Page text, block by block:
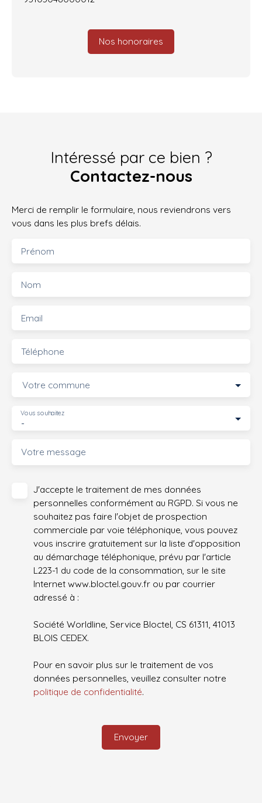
Nos honoraires
Intéressé par ce bien ?
Contactez-nous
Merci de remplir le formulaire, nous reviendrons vers
vous dans les plus brefs délais.
Prénom
Nom
Email
Téléphone
Votre commune
-
Vous souhaitez
Votre message
J'accepte le traitement de mes données
personnelles conformément au RGPD. Si vous ne
souhaitez pas faire l'objet de prospection
commerciale par voie téléphonique, vous pouvez
vous inscrire gratuitement sur la liste d'opposition
au démarchage téléphonique, prévu par l'article
L223-1 du code de la consommation, sur le site
Internet www.bloctel.gouv.fr ou par courrier
adressé à :
Société Worldline, Service Bloctel, CS 61311, 41013
BLOIS CEDEX.
Pour en savoir plus sur le traitement de vos
données personnelles, veuillez consulter notre
politique de confidentialité.
Envoyer